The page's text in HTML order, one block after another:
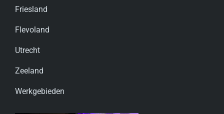
Friesland
Flevoland
Utrecht
Zeeland
Werkgebieden